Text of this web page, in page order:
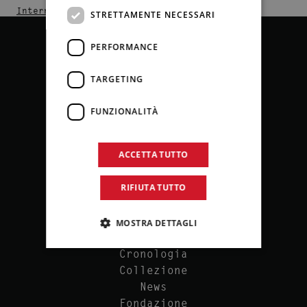
Interni luglio-agosto 2019
P.IVA 00540080827
Via Butera, 18 – Palermo
Cronologia
Collezione
News
Fondazione
STRETTAMENTE NECESSARI
PERFORMANCE
TARGETING
FUNZIONALITÀ
ACCETTA TUTTO
RIFIUTA TUTTO
MOSTRA DETTAGLI